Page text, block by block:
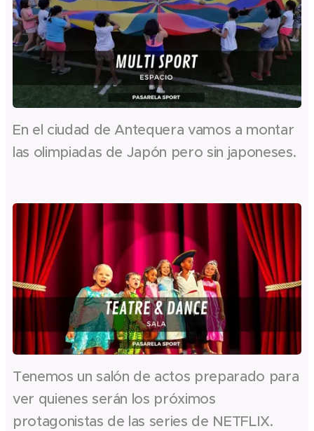
En el ciudad de Antequera vamos a montar
las olimpiadas de Japón pero sin japoneses.
Tenemos un salón de actos preparado para
ver quienes serán los próximos
protagonistas de las series de NETFLIX.